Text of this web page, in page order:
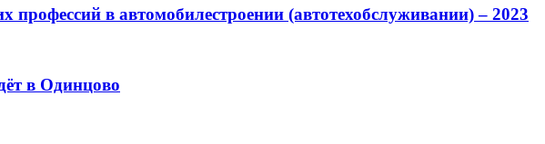
в автомобилестроении (автотехобслуживании) – 2023
в Одинцово